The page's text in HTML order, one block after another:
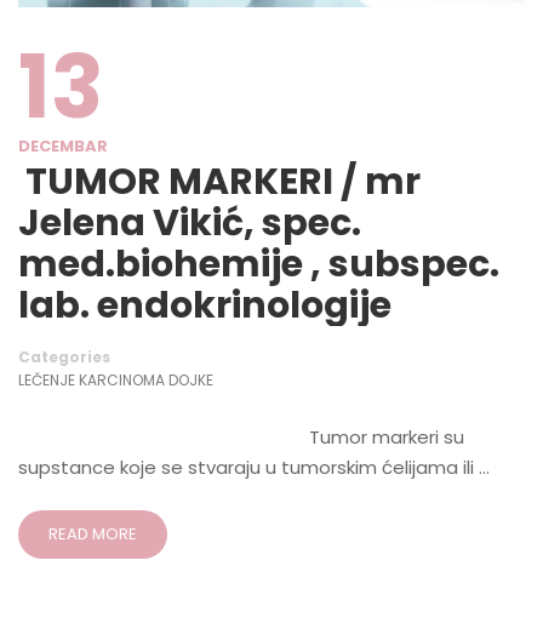
13
DECEMBAR
TUMOR MARKERI / mr
Jelena Vikić, spec.
med.biohemije , subspec.
lab. endokrinologije
Categories
LEČENJE KARCINOMA DOJKE
Tumor markeri su
supstance koje se stvaraju u tumorskim ćelijama ili …
READ MORE